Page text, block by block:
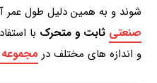
شوند و به همین دلیل طول عمر
صنعتی ثابت و متحرک با
و اندازه های مختلف در